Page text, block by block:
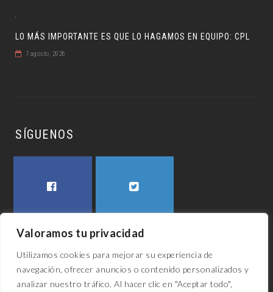
Valoramos tu privacidad
Utilizamos cookies para mejorar su experiencia de
navegación, ofrecer anuncios o contenido personalizados y
analizar nuestro tráfico. Al hacer clic en "Aceptar todo",
LO MÁS IMPORTANTE ES QUE LO HAGAMOS EN EQUIPO: CPL
7 agosto, 2026
SÍGUENOS